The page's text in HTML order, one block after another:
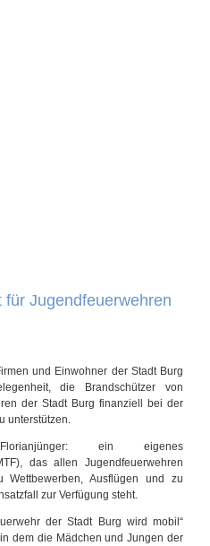
Jugendfeuerwehren
und Einwohner der Stadt Burg
die Brandschützer von
der Stadt Burg finanziell bei der
unterstützen.
ein eigenes
das allen Jugendfeuerwehren
Ausflügen und zu
zur Verfügung steht.
der Stadt Burg wird mobil“
dem die Mädchen und Jungen der